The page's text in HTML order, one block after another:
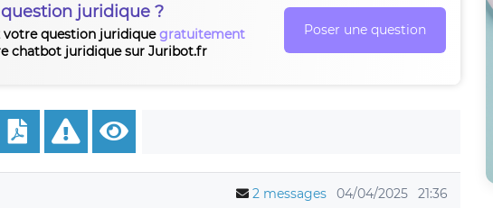
juridique ?
votre question juridiquegratuitement
chatbot juridique sur Juribot.fr
Poser une question
2 messages 04/04/2025 21:36